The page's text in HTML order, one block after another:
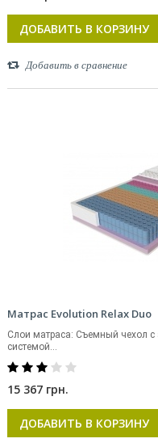
ДОБАВИТЬ В КОРЗИНУ
Добавить в сравнение
Матрас Evolution Relax Duo
Слои матраса: Съемный чехол с
системой...
15 367 грн.
ДОБАВИТЬ В КОРЗИНУ